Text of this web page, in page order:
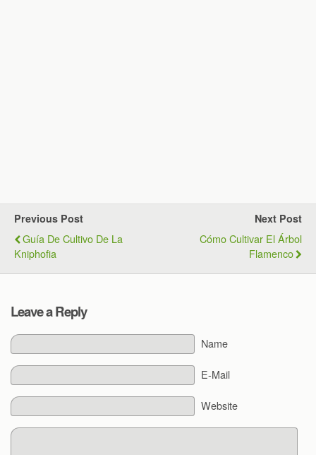
Previous Post
Guía De Cultivo De La
Kniphofia
Next Post
Cómo Cultivar El Árbol
Flamenco
Leave a Reply
Name
E-Mail
Website